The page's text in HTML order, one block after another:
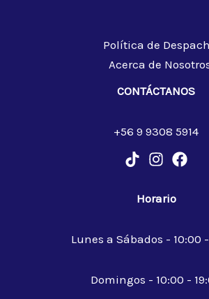
Política de
Acerca de
CONTÁCTANOS
+56 9 9308 5914
Horario
Lunes a Sábados - 10:00
Domingos - 10:00 -